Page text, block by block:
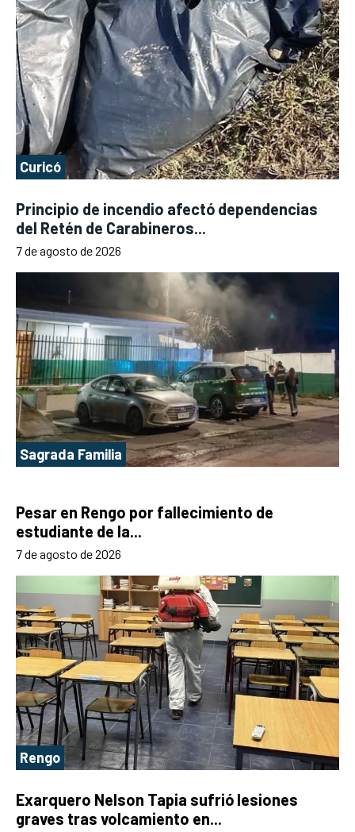
Curicó
Principio de incendio afectó dependencias
del Retén de Carabineros...
7 de agosto de 2026
Sagrada Familia
Pesar en Rengo por fallecimiento de
estudiante de la...
7 de agosto de 2026
Rengo
Exarquero Nelson Tapia sufrió lesiones
graves tras volcamiento en...